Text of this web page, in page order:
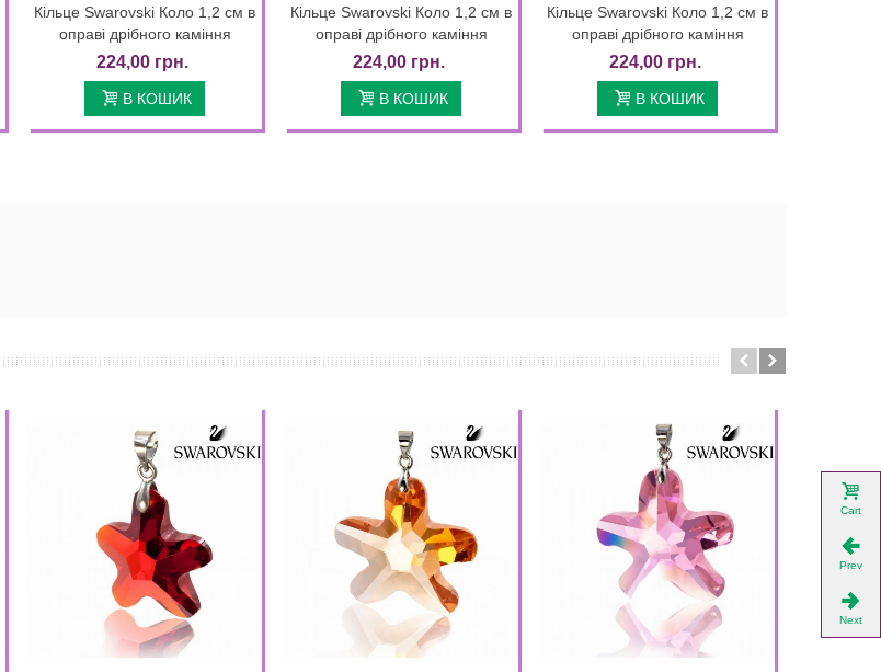
Quick view
Кільце Swarovski Коло 1,2 см в
оправі дрібного каміння
224,00 грн.
В КОШИК
Quick view
Кільце Swarovski Коло 1,2 см в
оправі дрібного каміння
224,00 грн.
В КОШИК
Quick view
Кільце Swarovski Коло 1,2 см в
оправі дрібного каміння
224,00 грн.
В КОШИК
Cart
Prev
Next